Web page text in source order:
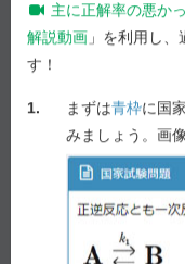
主に正解率の悪か
解説動画 」を利用し
す！
1. まずは青枠に国
みましょう。画
必須問題 - 問 35
前の問へ
未ブックマーク
国家試験問題
キサンチンオキシ
か。１つ選べ。